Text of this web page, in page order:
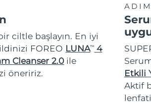
ciltle başlayın. En iyi
FOREO LUNATM
4
Cleanser 2.0ile
öneririz.
Etkili
Aktif
8/15/26